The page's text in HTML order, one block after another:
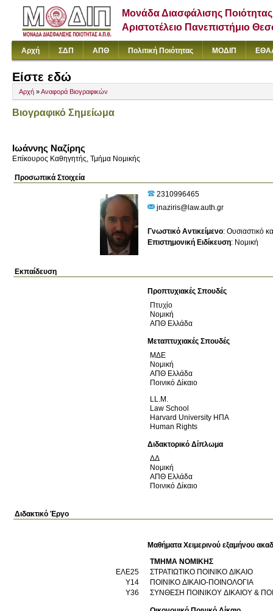
Μονάδα Διασφάλισης Ποιότητας
Αριστοτέλειο Πανεπιστήμιο
Αρχή ΣΔΠ ΑΠΘ Πολιτική Ποιότητας ΜΟΔΙΠ
Είστε εδώ
Αρχή »Αναφορά Βιογραφικών
Βιογραφικό Σημείωμα
Ιωάννης Ναζίρης
Επίκουρος Καθηγητής, Τμήμα Νομικής
Προσωπικά Στοιχεία
2310996465
jnaziris@law.auth.gr
Γνωστικό Αντικείμενο: Ουσιαστικό
Επιστημονική Ειδίκευση: Νομική
Εκπαίδευση
Προπτυχιακές Σπουδές
Πτυχίο
Νομική
ΑΠΘ Ελλάδα
Μεταπτυχιακές Σπουδές
ΜΔΕ
Νομική
ΑΠΘ Ελλάδα
Ποινικό Δίκαιο
LL.M.
Law School
Harvard University ΗΠΑ
Human Rights
Διδακτορικό Δίπλωμα
ΔΔ
Νομική
ΑΠΘ Ελλάδα
Ποινικό Δίκαιο
Διδακτικό Έργο
Μαθήματα Χειμερινού εξαμήνου
ΤΜΗΜΑ ΝΟΜΙΚΗΣ
ΕΛΕ25
ΣΤΡΑΤΙΩΤΙΚΟ ΠΟΙΝΙΚΟ ΔΙΚΑΙΟ
Υ14
ΠΟΙΝΙΚΟ ΔΙΚΑΙΟ-ΠΟΙΝΟΛΟΓΙΑ
Υ36
ΣΥΝΘΕΣΗ ΠΟΙΝΙΚΟΥ ΔΙΚΑΙΟΥ &